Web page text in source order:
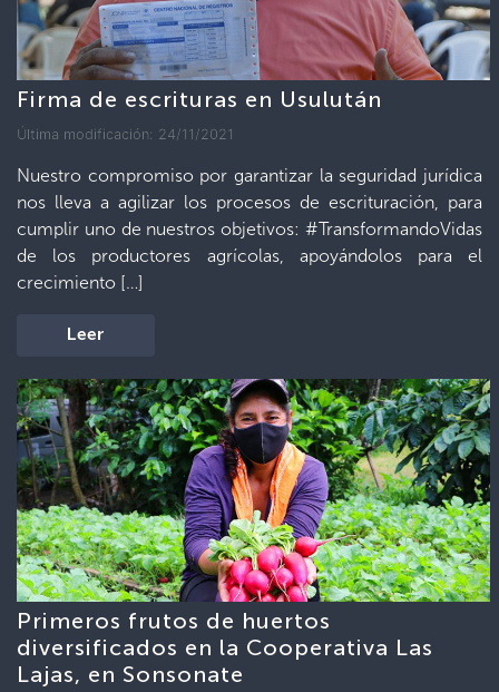
Firma de escrituras en Usulután
Última modificación: 24/11/2021
Nuestro compromiso por garantizar la seguridad jurídica
nos lleva a agilizar los procesos de escrituración, para
cumplir uno de nuestros objetivos: #TransformandoVidas
de los productores agrícolas, apoyándolos para el
crecimiento […]
Leer
Primeros frutos de huertos
diversificados en la Cooperativa Las
Lajas, en Sonsonate